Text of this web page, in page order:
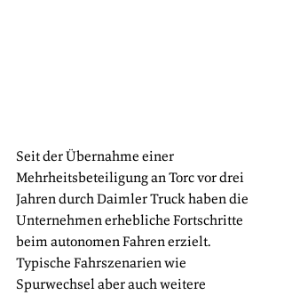
Seit der Übernahme einer
Mehrheitsbeteiligung an Torc vor drei
Jahren durch Daimler Truck haben die
Unternehmen erhebliche Fortschritte
beim autonomen Fahren erzielt.
Typische Fahrszenarien wie
Spurwechsel aber auch weitere